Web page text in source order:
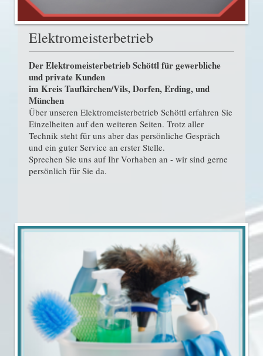
Elektromeisterbetrieb
Der Elektromeisterbetrieb Schöttl für gewerbliche
und private Kunden
im Kreis Taufkirchen/Vils, Dorfen, Erding,und
München
Über unseren Elektromeisterbetrieb Schöttl erfahren Sie
Einzelheiten auf den weiteren Seiten. Trotz aller
Technik steht für uns aber das persönliche Gespräch
und ein guter Service an erster Stelle.
Sprechen Sie uns auf Ihr Vorhaben an - wir sind gerne
persönlich für Sie da.